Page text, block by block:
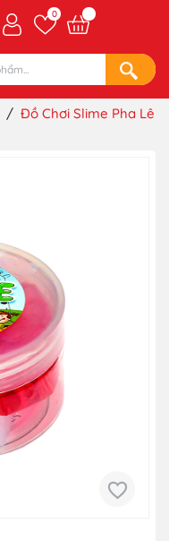
0
/ Đồ Chơi Slime Pha Lê